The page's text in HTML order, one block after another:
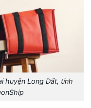
huyện Long Đất, tỉnh